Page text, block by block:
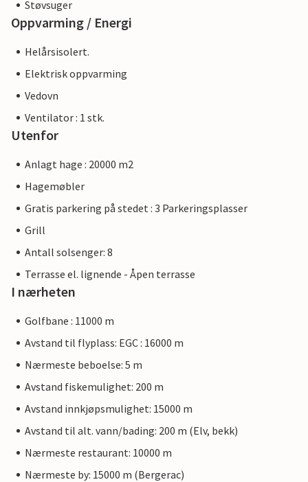
Støvsuger
Oppvarming / Energi
Helårsisolert.
Elektrisk oppvarming
Vedovn
Ventilator : 1 stk.
Utenfor
Anlagt hage : 20000 m2
Hagemøbler
Gratis parkering på stedet : 3 Parkeringsplasser
Grill
Antall solsenger: 8
Terrasse el. lignende - Åpen terrasse
I nærheten
Golfbane : 11000 m
Avstand til flyplass: EGC : 16000 m
Nærmeste beboelse: 5 m
Avstand fiskemulighet: 200 m
Avstand innkjøpsmulighet: 15000 m
Avstand til alt. vann/bading: 200 m (Elv, bekk)
Nærmeste restaurant: 10000 m
Nærmeste by: 15000 m (Bergerac)